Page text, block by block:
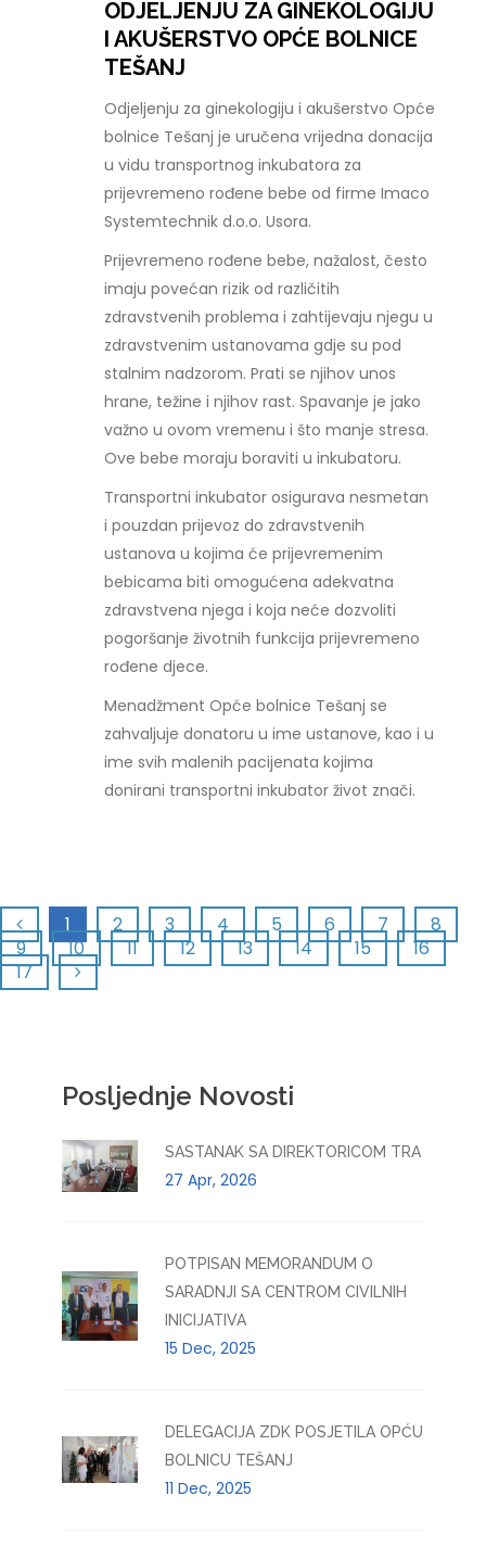
ODJELJENJU ZA GINEKOLOGIJU
I AKUŠERSTVO OPĆE BOLNICE
TEŠANJ
Odjeljenju za ginekologiju i akušerstvo Opće
bolnice Tešanj je uručena vrijedna donacija
u vidu transportnog inkubatora za
prijevremeno rođene bebe od firme Imaco
Systemtechnik d.o.o. Usora.
Prijevremeno rođene bebe, nažalost, često
imaju povećan rizik od različitih
zdravstvenih problema i zahtijevaju njegu u
zdravstvenim ustanovama gdje su pod
stalnim nadzorom. Prati se njihov unos
hrane, težine i njihov rast. Spavanje je jako
važno u ovom vremenu i što manje stresa.
Ove bebe moraju boraviti u inkubatoru.
Transportni inkubator osigurava nesmetan
i pouzdan prijevoz do zdravstvenih
ustanova u kojima će prijevremenim
bebicama biti omogućena adekvatna
zdravstvena njega i koja neće dozvoliti
pogoršanje životnih funkcija prijevremeno
rođene djece.
Menadžment Opće bolnice Tešanj se
zahvaljuje donatoru u ime ustanove, kao i u
ime svih malenih pacijenata kojima
donirani transportni inkubator život znači.
1 2 3 4 5 6 7
8
9
10 11 12 13 14 15
16
17
Posljednje Novosti
SASTANAK SA DIREKTORICOM TRA
27 Apr, 2026
POTPISAN MEMORANDUM O
SARADNJI SA CENTROM CIVILNIH
INICIJATIVA
15 Dec, 2025
DELEGACIJA ZDK POSJETILA OPĆU
BOLNICU TEŠANJ
11 Dec, 2025